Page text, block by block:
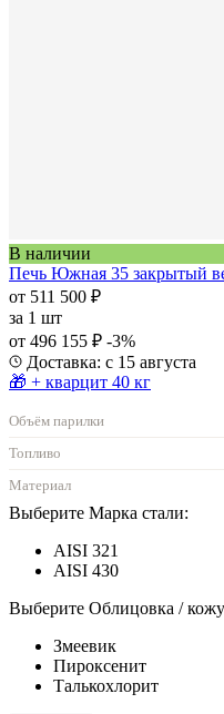
В наличии
Печь Южная 35 закрытый
от 511 500 ₽
за 1 шт
от 496 155 ₽ -3%
Доставка: с 15 августа
🎁 + кварцит 40 кг
Объём парилки
Топливо
Материал
Выберите Марка стали:
AISI 321
AISI 430
Выберите Облицовка /
Змеевик
Пироксенит
Талькохлорит